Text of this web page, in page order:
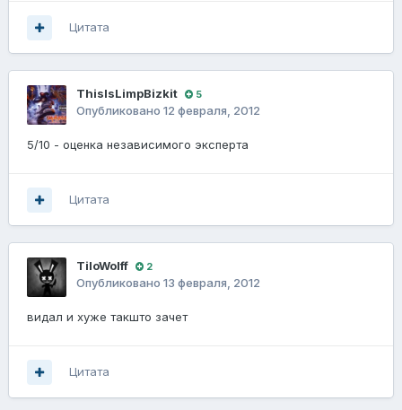
Цитата
ThisIsLimpBizkit 5
Опубликовано 12 февраля, 2012
5/10 - оценка независимого эксперта
Цитата
TiloWolff 2
Опубликовано 13 февраля, 2012
видал и хуже такшто зачет
Цитата